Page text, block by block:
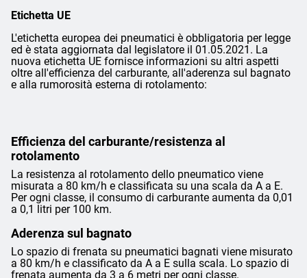
Etichetta UE
L'etichetta europea dei pneumatici è obbligatoria per legge
ed è stata aggiornata dal legislatore il 01.05.2021. La
nuova etichetta UE fornisce informazioni su altri aspetti
oltre all'efficienza del carburante, all'aderenza sul bagnato
e alla rumorosità esterna di rotolamento:
Efficienza del carburante/resistenza al
rotolamento
La resistenza al rotolamento dello pneumatico viene
misurata a 80 km/h e classificata su una scala da A a E.
Per ogni classe, il consumo di carburante aumenta da 0,01
a 0,1 litri per 100 km.
Aderenza sul bagnato
Lo spazio di frenata su pneumatici bagnati viene misurato
a 80 km/h e classificato da A a E sulla scala. Lo spazio di
frenata aumenta da 3 a 6 metri per ogni classe.